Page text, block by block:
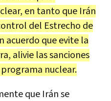
en tanto que Irán
del Estrecho de
acuerdo que evite la
alivie las sanciones
nuclear.
que Irán se